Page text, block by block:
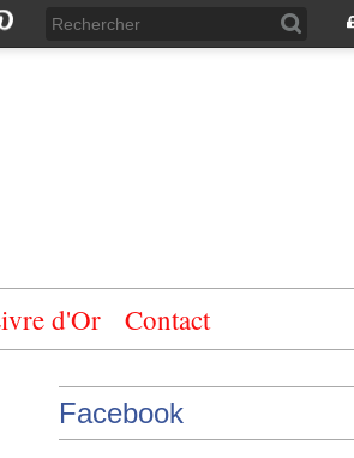
d'Or Contact
Facebook